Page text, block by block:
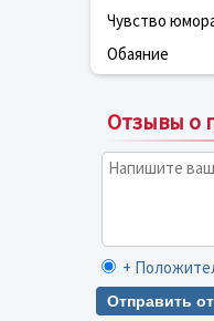
Чувство
Обаяние
Отзывы о
+
Отправить